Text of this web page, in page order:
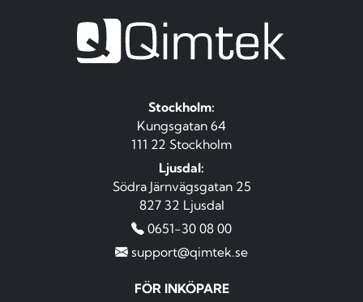
Stockholm:
Kungsgatan 64
111 22 Stockholm
Ljusdal:
Södra Järnvägsgatan 25
827 32 Ljusdal
0651-30 08 00
support@qimtek.se
FÖR INKÖPARE